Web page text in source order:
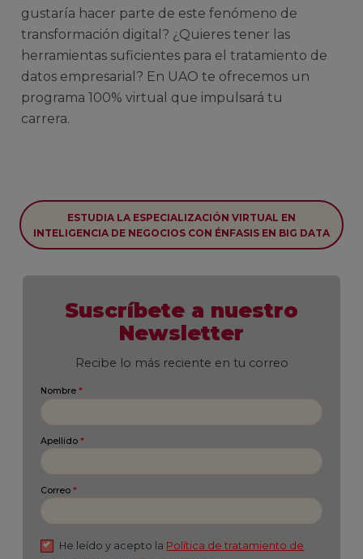
gustaría hacer parte de este fenómeno de
transformación digital? ¿Quieres tener las
herramientas suficientes para el tratamiento de
datos empresarial? En UAO te ofrecemos un
programa 100% virtual que impulsará tu
carrera.
ESTUDIA LA ESPECIALIZACIÓN VIRTUAL EN
INTELIGENCIA DE NEGOCIOS CON ÉNFASIS EN BIG DATA